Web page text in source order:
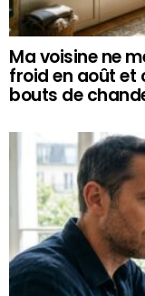
Ma voisine ne
froid en août et
bouts de